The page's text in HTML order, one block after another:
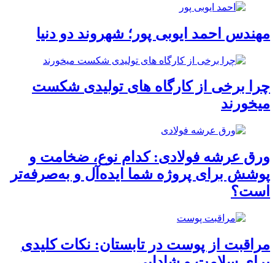
مهندس احمد ایوبی ‌پور؛ شهروند دو دنیا
چرا برخی از کارگاه‌ های تولیدی شکست
میخورند
ورق عرشه فولادی: کدام نوع، ضخامت و
پوشش برای پروژه شما ایده‌آل و به‌صرفه‌تر
است؟
مراقبت از پوست در تابستان: نکات کلیدی